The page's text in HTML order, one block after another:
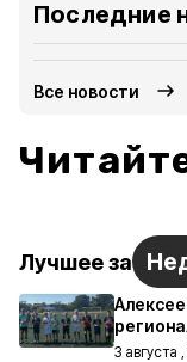
Последние
Все новости
Лучшее за
3 августа